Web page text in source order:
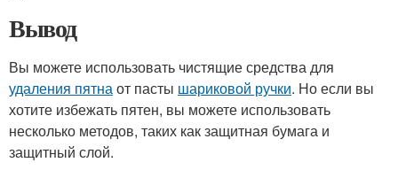
Вывод
Вы можете использовать чистящие средства для
удаления пятнаот пасты шариковой ручки. Но если вы
хотите избежать пятен, вы можете использовать
несколько методов, таких как защитная бумага и
защитный слой.